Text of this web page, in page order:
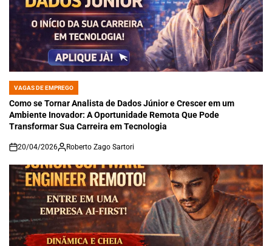
POSTED
IN
VAGAS DE EMPREGO
Como se Tornar Analista de Dados Júnior e Crescer em um
Ambiente Inovador: A Oportunidade Remota Que Pode
Transformar Sua Carreira em Tecnologia
on
20/04/2026 Roberto Zago Sartori